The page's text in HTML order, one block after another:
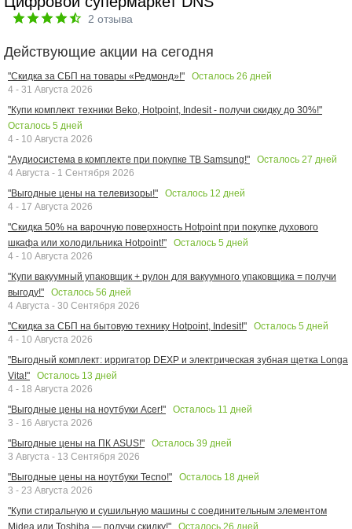
2 отзыва
Действующие акции на сегодня
"Скидка за СБП на товары «Редмонд»!" Осталось 26 дней
4 - 31 Августа 2026
"Купи комплект техники Beko, Hotpoint, Indesit - получи скидку до 30%!"
Осталось 5 дней
4 - 10 Августа 2026
"Аудиосистема в комплекте при покупке ТВ Samsung!"
Осталось 27 дней
4 Августа - 1 Сентября 2026
"Выгодные цены на телевизоры!"
Осталось 12 дней
4 - 17 Августа 2026
"Скидка 50% на варочную поверхность Hotpoint при покупке духового
шкафа или холодильника Hotpoint!"
Осталось 5 дней
4 - 10 Августа 2026
"Купи вакуумный упаковщик + рулон для вакуумного упаковщика = получи
выгоду!"
Осталось 56 дней
4 Августа - 30 Сентября 2026
"Скидка за СБП на бытовую технику Hotpoint, Indesit!"
Осталось 5 дней
4 - 10 Августа 2026
"Выгодный комплект: ирригатор DEXP и электрическая зубная щетка Longa
Vita!"
Осталось 13 дней
4 - 18 Августа 2026
"Выгодные цены на ноутбуки Acer!"
Осталось 11 дней
3 - 16 Августа 2026
"Выгодные цены на ПК ASUS!"
Осталось 39 дней
3 Августа - 13 Сентября 2026
"Выгодные цены на ноутбуки Tecno!"
Осталось 18 дней
3 - 23 Августа 2026
"Купи стиральную и сушильную машины с соединительным элементом
Midea или Toshiba — получи скидку!"
Осталось 26 дней